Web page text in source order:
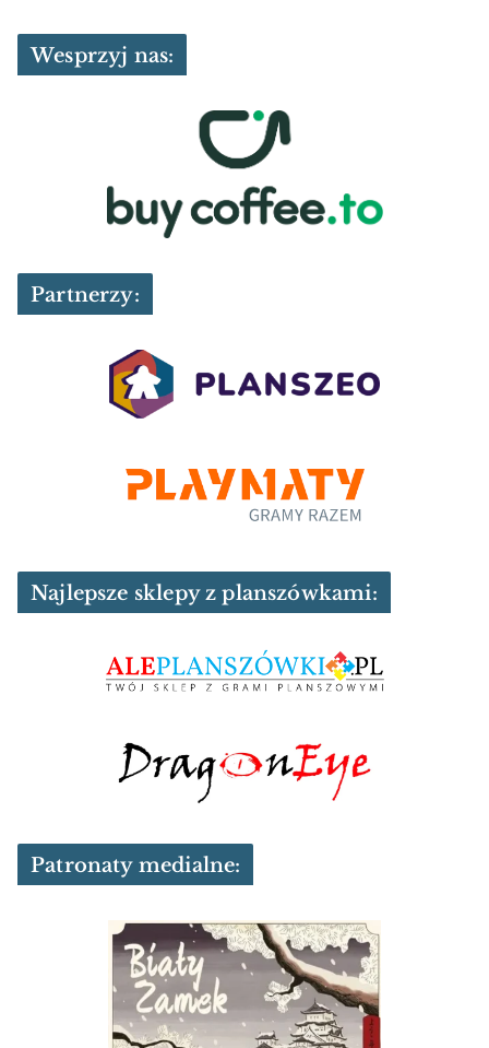
Wesprzyj nas:
Partnerzy:
Najlepsze sklepy z planszówkami:
Patronaty medialne: